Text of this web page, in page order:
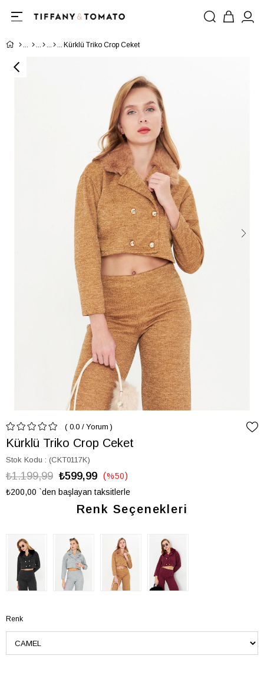
Kürklü Triko Crop Ceket
0.0 / Yorum
Kürklü Triko Crop Ceket
Stok Kodu (CKT0117K)
₺1.199,99 ₺599,99 %50
İndirim
₺200,00 `den başlayan taksitlerle
Renk Seçenekleri
Renk